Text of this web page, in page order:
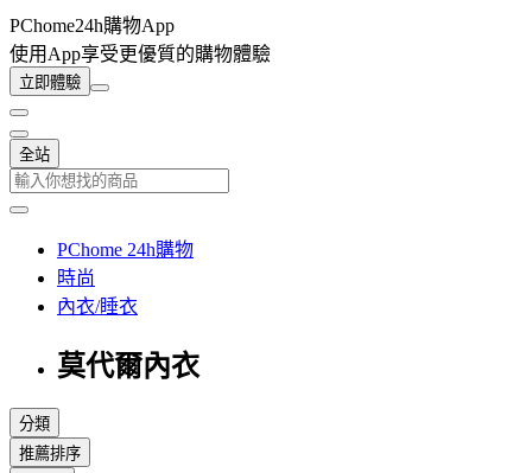
PChome24h購物App
使用App享受更優質的購物體驗
立即體驗
全站
PChome 24h購物
時尚
內衣/睡衣
莫代爾內衣
分類
推薦排序